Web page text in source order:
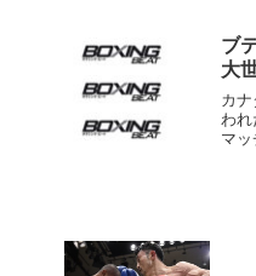
ブ
大
カ
わ
マッ